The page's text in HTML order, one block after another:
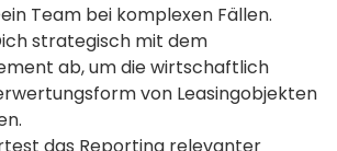
Team bei komplexen Fällen.
strategisch mit dem
ab, um die wirtschaftlich
von Leasingobjekten